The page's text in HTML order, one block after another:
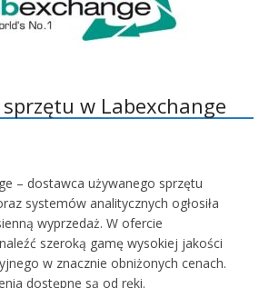
w Labexchange
– dostawca używanego sprzętu
systemów analitycznych ogłosiła
wyprzedaż. W ofercie
szeroką gamę wysokiej jakości
w znacznie obniżonych cenach.
dostępne są od ręki.